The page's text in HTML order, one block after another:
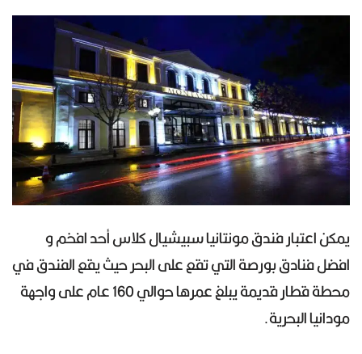
يمكن اعتبار فندق مونتانيا سبيشيال كلاس أحد افخم و
افضل فنادق بورصة التي تقع على البحر حيث يقع الفندق في
محطة قطار قديمة يبلغ عمرها حوالي 160 عام على واجهة
مودانيا البحرية.